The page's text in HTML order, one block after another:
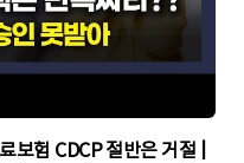
보험 CDCP 절반은 거절 |